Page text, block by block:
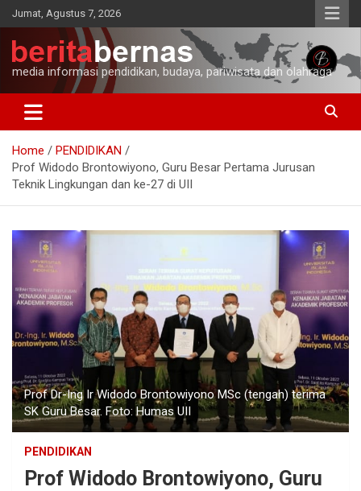
Skip
to
content
Jumat, Agustus 7, 2026
media informasi pendidikan, budaya, pariwisata dan olahraga
Home
PENDIDIKAN
Prof Widodo Brontowiyono, Guru Besar Pertama Jurusan
Teknik Lingkungan dan ke-27 di UII
Prof Dr-Ing Ir Widodo Brontowiyono MSc (tengah) terima
SK Guru Besar. Foto: Humas UII
PENDIDIKAN
Prof Widodo Brontowiyono, Guru